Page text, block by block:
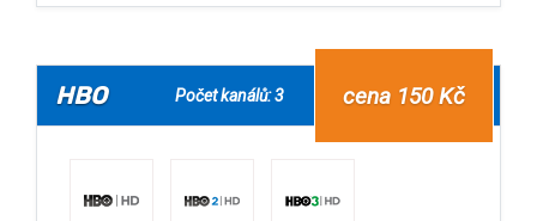
HBO Počet kanálů: 3 cena 150 Kč